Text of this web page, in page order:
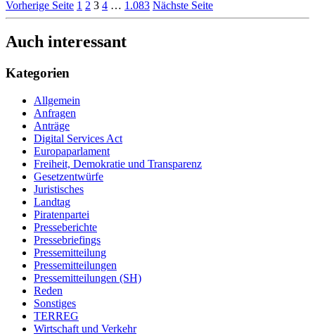
Vorherige Seite 1 2 3 4 … 1.083 Nächste Seite
Auch interessant
Kategorien
Allgemein
Anfragen
Anträge
Digital Services Act
Europaparlament
Freiheit, Demokratie und Transparenz
Gesetzentwürfe
Juristisches
Landtag
Piratenpartei
Presseberichte
Pressebriefings
Pressemitteilung
Pressemitteilungen
Pressemitteilungen (SH)
Reden
Sonstiges
TERREG
Wirtschaft und Verkehr